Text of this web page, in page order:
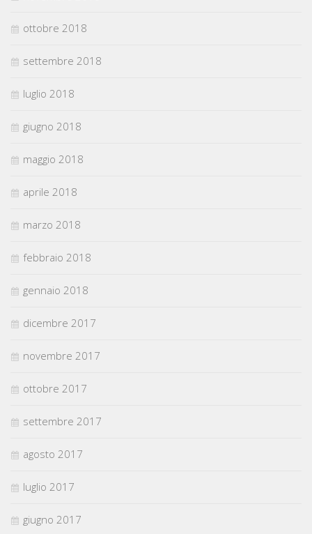
ottobre 2018
settembre 2018
luglio 2018
giugno 2018
maggio 2018
aprile 2018
marzo 2018
febbraio 2018
gennaio 2018
dicembre 2017
novembre 2017
ottobre 2017
settembre 2017
agosto 2017
luglio 2017
giugno 2017